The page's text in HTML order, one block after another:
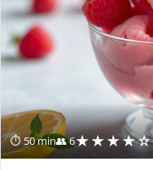
⏱ 50 min👥 6★★★★☆